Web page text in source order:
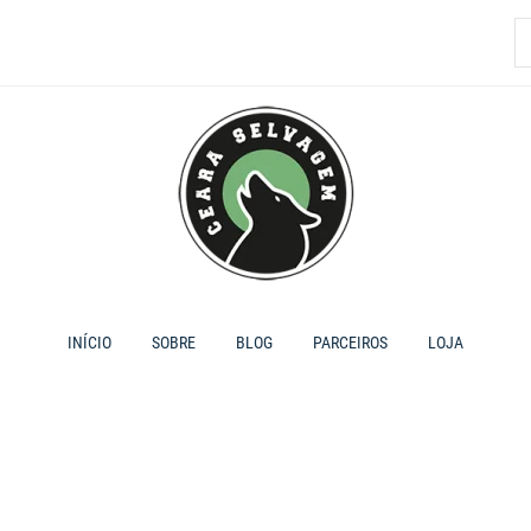
INÍCIO SOBRE BLOG PARCEIROS LOJA